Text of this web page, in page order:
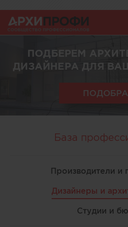
ПОДБЕРЕМ
ДИЗАЙНЕРА ДЛЯ
База
Производители и
Дизайнеры и
Студии и